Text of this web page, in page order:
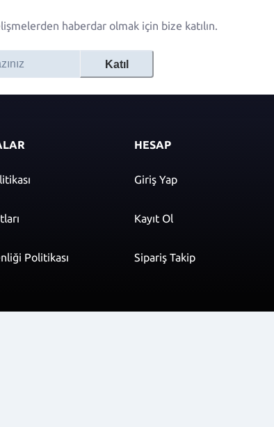
haberdar olmak için bize katılın.
Katıl
Politikası
HESAP
Giriş Yap
Kayıt Ol
Sipariş Takip